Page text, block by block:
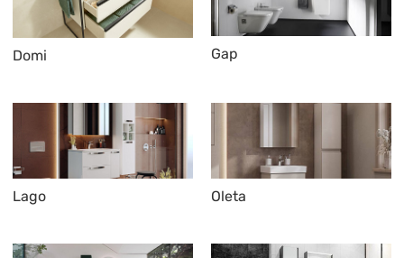
Domi Gap
Lago Oleta